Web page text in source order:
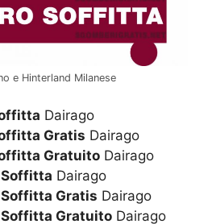
e Hinterland Milanese
Dairago
Gratis Dairago
Gratuito Dairago
Dairago
Gratis Dairago
Gratuito Dairago